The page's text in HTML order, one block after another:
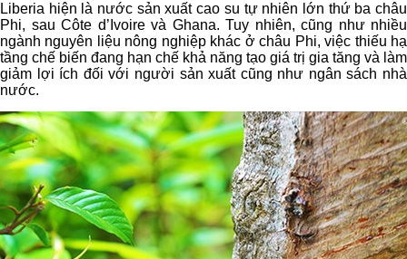
Liberia hiện là nước sản xuất cao su tự nhiên lớn thứ ba châu
Phi, sau Côte d’Ivoire và Ghana. Tuy nhiên, cũng như nhiều
ngành nguyên liệu nông nghiệp khác ở châu Phi, việc thiếu hạ
tầng chế biến đang hạn chế khả năng tạo giá trị gia tăng và làm
giảm lợi ích đối với người sản xuất cũng như ngân sách nhà
nước.